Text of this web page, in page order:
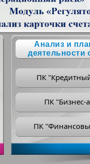
Анализ и
деятельности
ПК
ПК "Бизнес-
ПК